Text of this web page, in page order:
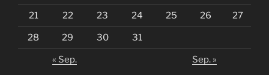
21 22 23 24 25 26 27
28 29 30 31
« Sep. Sep. »